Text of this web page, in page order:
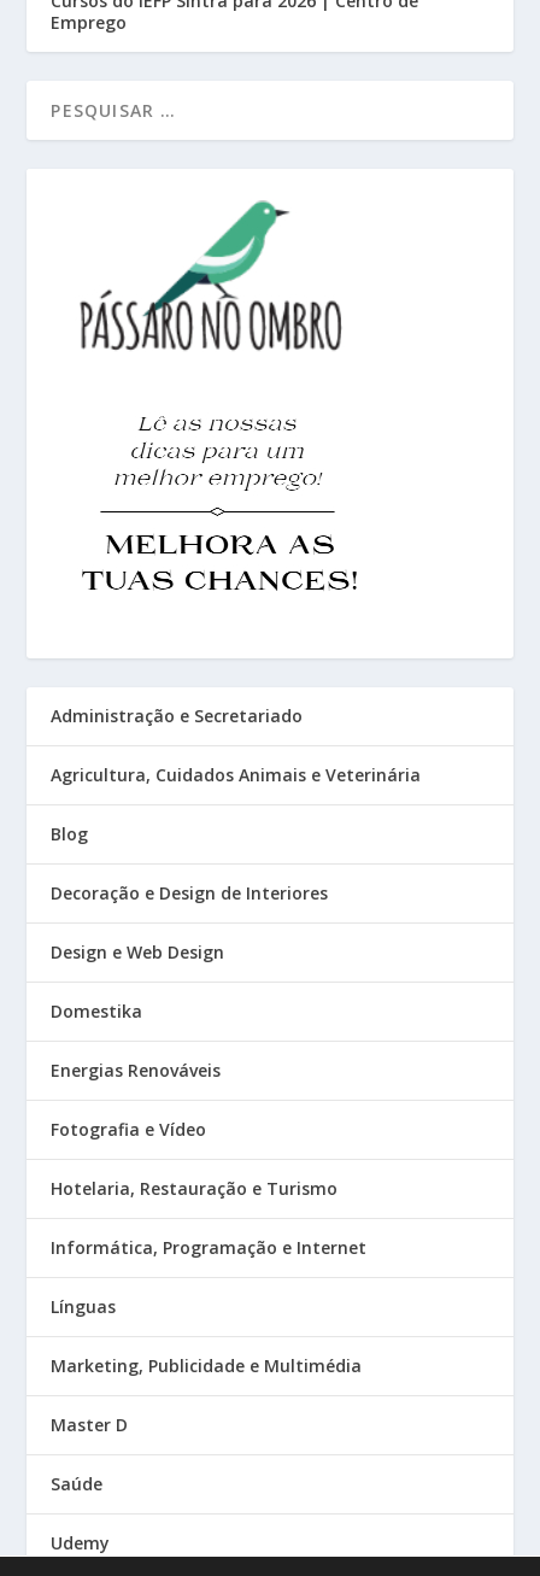
Emprego
Administração e Secretariado
Agricultura, Cuidados Animais e Veterinária
Blog
Decoração e Design de Interiores
Design e Web Design
Domestika
Energias Renováveis
Fotografia e Vídeo
Hotelaria, Restauração e Turismo
Informática, Programação e Internet
Línguas
Marketing, Publicidade e Multimédia
Master D
Saúde
Udemy